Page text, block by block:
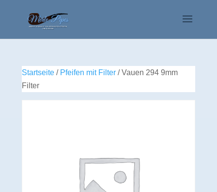
Startseite/ Pfeifen mit Filter/ Vauen 294 9mm
Filter